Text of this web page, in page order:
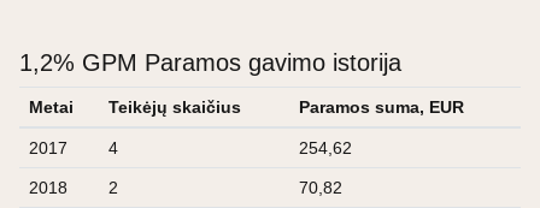
1,2% GPM Paramos gavimo istorija
Metai Teikėjų skaičius Paramos suma, EUR
2017 4 254,62
2018 2 70,82